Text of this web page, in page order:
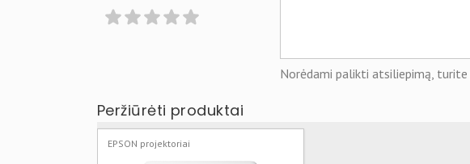
Norėdami palikti atsiliepimą, turite
Peržiūrėti produktai
EPSON projektoriai